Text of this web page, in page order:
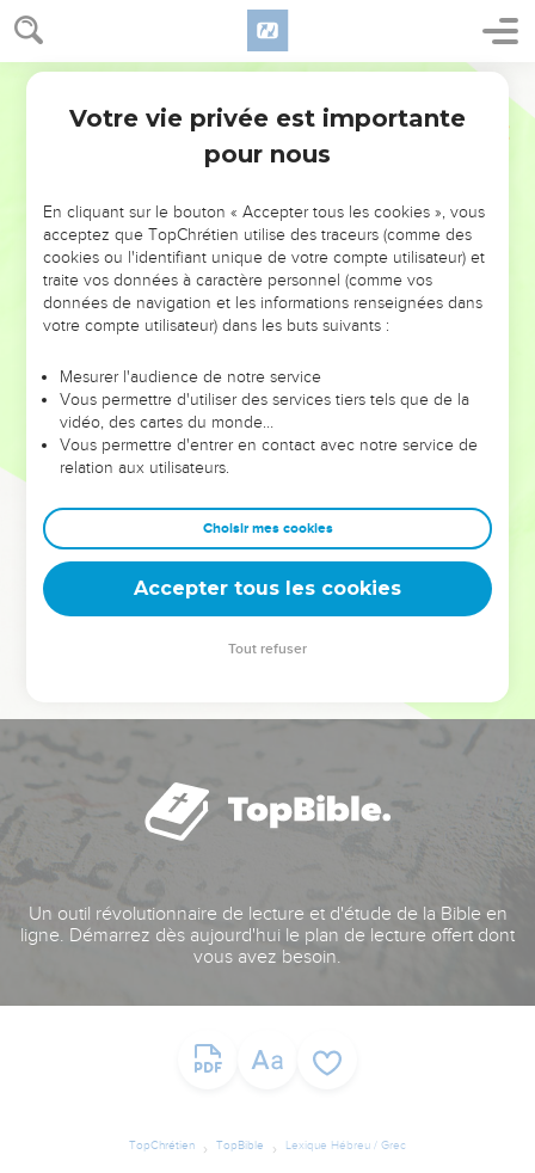
NE MANQUEZ PAS L’ÉVÉNEMENT
DE L’ANNÉE !
ET SI LEURS ERREURS POUVAIENT VOUS ÉVITER LES
VOTRES ?
leur foi ou leur vision. Mais on voit moins les doutes, les erreurs
et les saisons difficiles qu'ils ont traversés, alors même que ce
sont elles qui les ont façonnés.
Dans cette conférence, leaders, entrepreneurs, et responsables
clés pour avancer avec plus de sagesse afin que leurs erreurs
deviennent vos tremplins. Que vous guidiez un ministère, une
équipe, un groupe ou une famille, leur expérience est faite
Un outil révolutionnaire de lecture et d'étude de la Bible en
ligne. Démarrez dès aujourd'hui le plan de lecture offert dont
vous avez besoin.
TopChrétien TopBible Lexique Hébreu / Grec
Votre vie privée est importante
pour nous
En cliquant sur le bouton « Accepter tous les cookies », vous
acceptez que TopChrétien utilise des traceurs (comme des
cookies ou l'identifiant unique de votre compte utilisateur) et
traite vos données à caractère personnel (comme vos
données de navigation et les informations renseignées dans
votre compte utilisateur) dans les buts suivants :
Mesurer l'audience de notre service
Vous permettre d'utiliser des services tiers tels que de la
vidéo, des cartes du monde…
Vous permettre d'entrer en contact avec notre service de
relation aux utilisateurs.
Choisir mes cookies
Accepter tous les cookies
Tout refuser